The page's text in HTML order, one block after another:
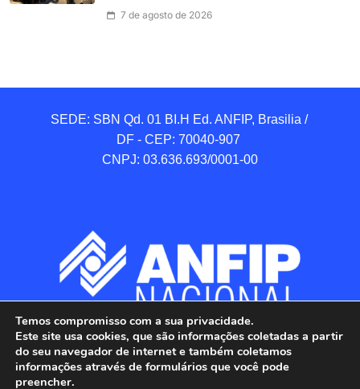
7 de agosto de 2026
SEDE: SBN Qd. 01 BI.H Ed. ANFIP, Brasilia /
DF - CEP: 70040-907
CNPJ: 03.636.693/0001-00
Temos compromisso com a sua privacidade.
Este site usa cookies, que são informações coletadas a partir
do seu navegador de internet e também coletamos
informações através de formulários que você pode
preencher.